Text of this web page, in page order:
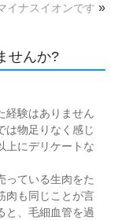
イナスイオンです »
せんか?
経験はありません
は物足りなく感じ
上にデリケートな
っている生肉をた
肉も同じことが言
と、毛細血管を過